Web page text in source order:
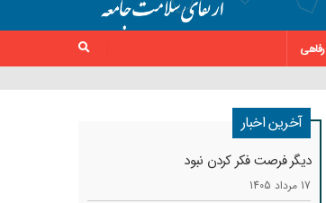
رفاهی
آخرین اخبار
دیگر فرصت فکر کردن نبود
17 مرداد 1405